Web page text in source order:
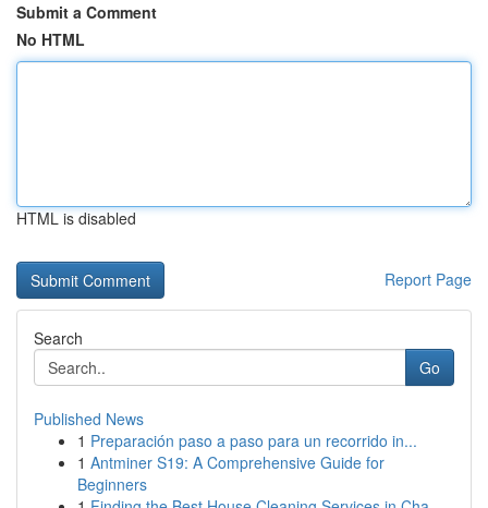
Submit a Comment
No HTML
HTML is disabled
Report Page
Search
Go
Published News
1 Preparación paso a paso para un recorrido in...
1 Antminer S19: A Comprehensive Guide for
Beginners